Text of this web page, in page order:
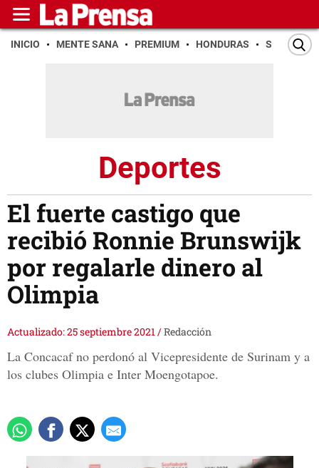
INICIO MENTE SANA PREMIUM HONDURAS SAN PEDRO
Deportes
El fuerte castigo que
recibió Ronnie Brunswijk
por regalarle dinero al
Olimpia
Actualizado: 25 septiembre 2021/Redacción
La Concacaf no perdonó al Vicepresidente de Surinam y a
los clubes Olimpia e Inter Moengotapoe.